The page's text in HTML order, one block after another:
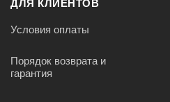
Условия оплаты
Порядок возврата и
гарантия